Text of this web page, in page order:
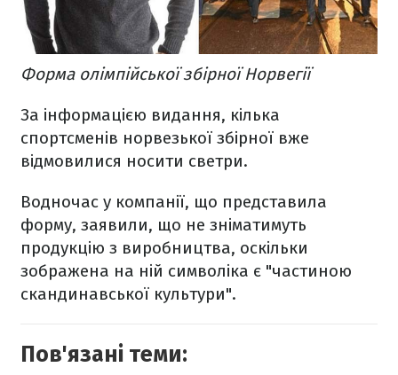
Форма олімпійської збірної Норвегії
За інформацією видання, кілька
спортсменів норвезької збірної вже
відмовилися носити светри.
Водночас у компанії, що представила
форму, заявили, що не зніматимуть
продукцію з виробництва, оскільки
зображена на ній символіка є "частиною
скандинавської культури".
Пов'язані теми: